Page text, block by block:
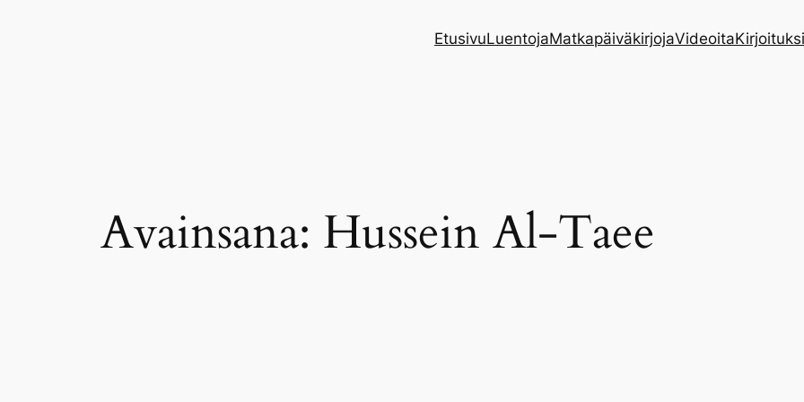
EtusivuLuentojaMatkapäiväkirjojaVideoita
Avainsana: Hussein Al-Taee